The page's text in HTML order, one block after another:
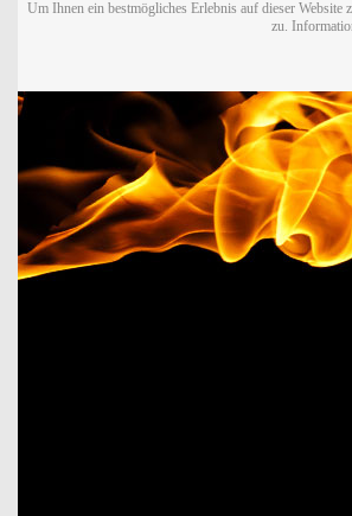
Um Ihnen ein bestmögliches Erlebnis auf dieser
zu.